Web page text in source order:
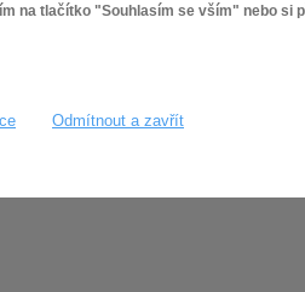
na tlačítko "Souhlasím se vším" nebo si
Odmítnout a zavřít